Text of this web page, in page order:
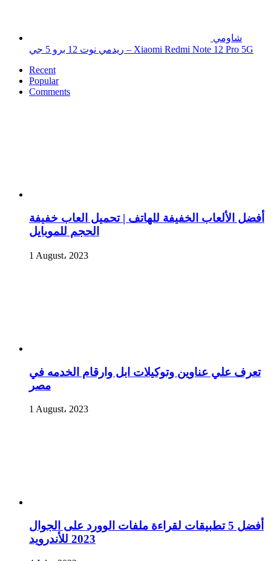
شاومي
ريدمي نوت 12 برو 5 جي – Xiaomi Redmi Note 12 Pro 5G
Recent
Popular
Comments
أفضل الألعاب الخفيفة للهاتف | تحميل العاب خفيفة
الحجم للموبايل
1 August، 2023
تعرف علي عناوين وتوكيلات ابل وارقام الخدمه في
مصر
1 August، 2023
أفضل 5 تطبيقات لقراءة ملفات الوورد على الجوال
2023 للأندرويد